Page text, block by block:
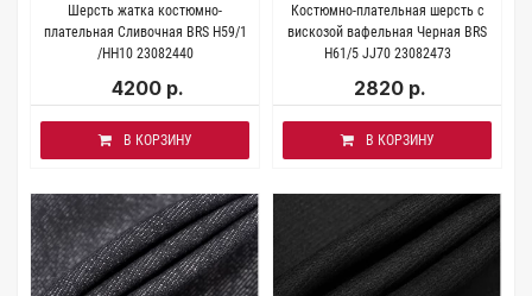
Шерсть жатка костюмно-
плательная Сливочная BRS H59/1
/HH10 23082440
4200 р.
В КОРЗИНУ
Костюмно-плательная шерсть с
вискозой вафельная Черная BRS
H61/5 JJ70 23082473
2820 р.
В КОРЗИНУ